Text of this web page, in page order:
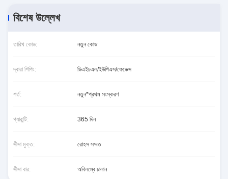
বিশেষ উল্লেখ
তারিখ কোড: নতুন কোড
দ্বারা শিপিং: ডিএইচএল/ইউপিএস/ফেডেক্স
শর্ত: নতুন*প্রথম সংস্করণ
গ্যারান্টি: 365 দিন
সীসা মুক্ত: রোহস সম্মত
সীসা বার: অবিলম্বে চালান